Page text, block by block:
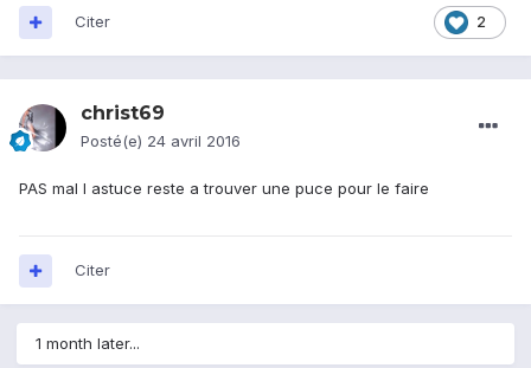
2
Citer
christ69
Posté(e) 24 avril 2016
PAS mal l astuce reste a trouver une puce pour le faire
Citer
1 month later...